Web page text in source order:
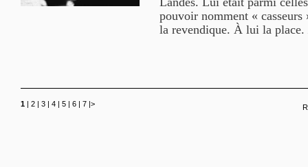
pouvoir nomment «
la revendique. À lui la place.
1 | 2 | 3 | 4 | 5 | 6 | 7 |>